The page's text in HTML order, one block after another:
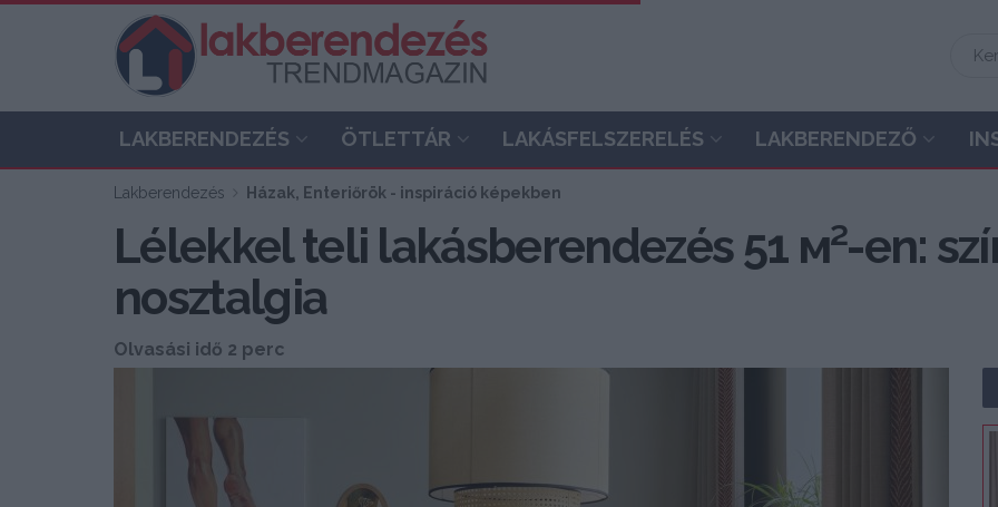
LAKBERENDEZÉS ÖTLETTÁR LAKÁSFELSZERELÉS LAKBERENDEZŐ
Lakberendezés Házak, Enteriőrök - inspiráció képekben
Lélekkel teli lakásberendezés 51 м²-en:
nosztalgia
Olvasási idő 2 perc